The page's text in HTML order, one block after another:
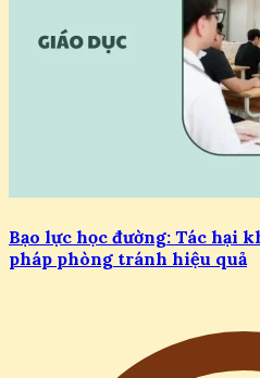
Bạo lực học đường: Tác hại
pháp phòng tránh hiệu quả